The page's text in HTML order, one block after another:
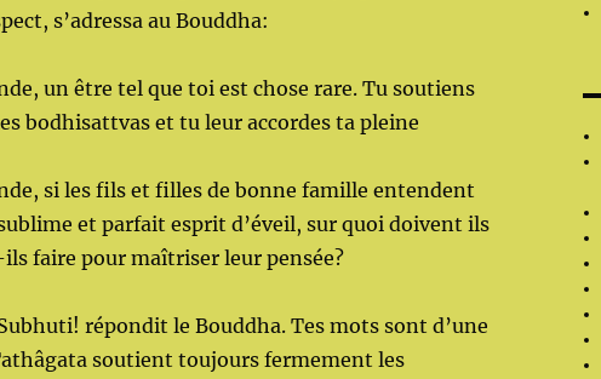
s’adressa au Bouddha:
un être tel que toi est chose rare. Tu soutiens
bodhisattvas et tu leur accordes ta pleine
si les fils et filles de bonne famille entendent
et parfait esprit d’éveil, sur quoi doivent ils
faire pour maîtriser leur pensée?
répondit le Bouddha. Tes mots sont d’une
soutient toujours fermement les